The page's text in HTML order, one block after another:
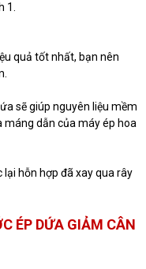
1.
quả tốt nhất, bạn nên
sẽ giúp nguyên liệu mềm
máng dẫn của máy ép hoa
lại hỗn hợp đã xay qua rây
ÉP DỨA GIẢM CÂN